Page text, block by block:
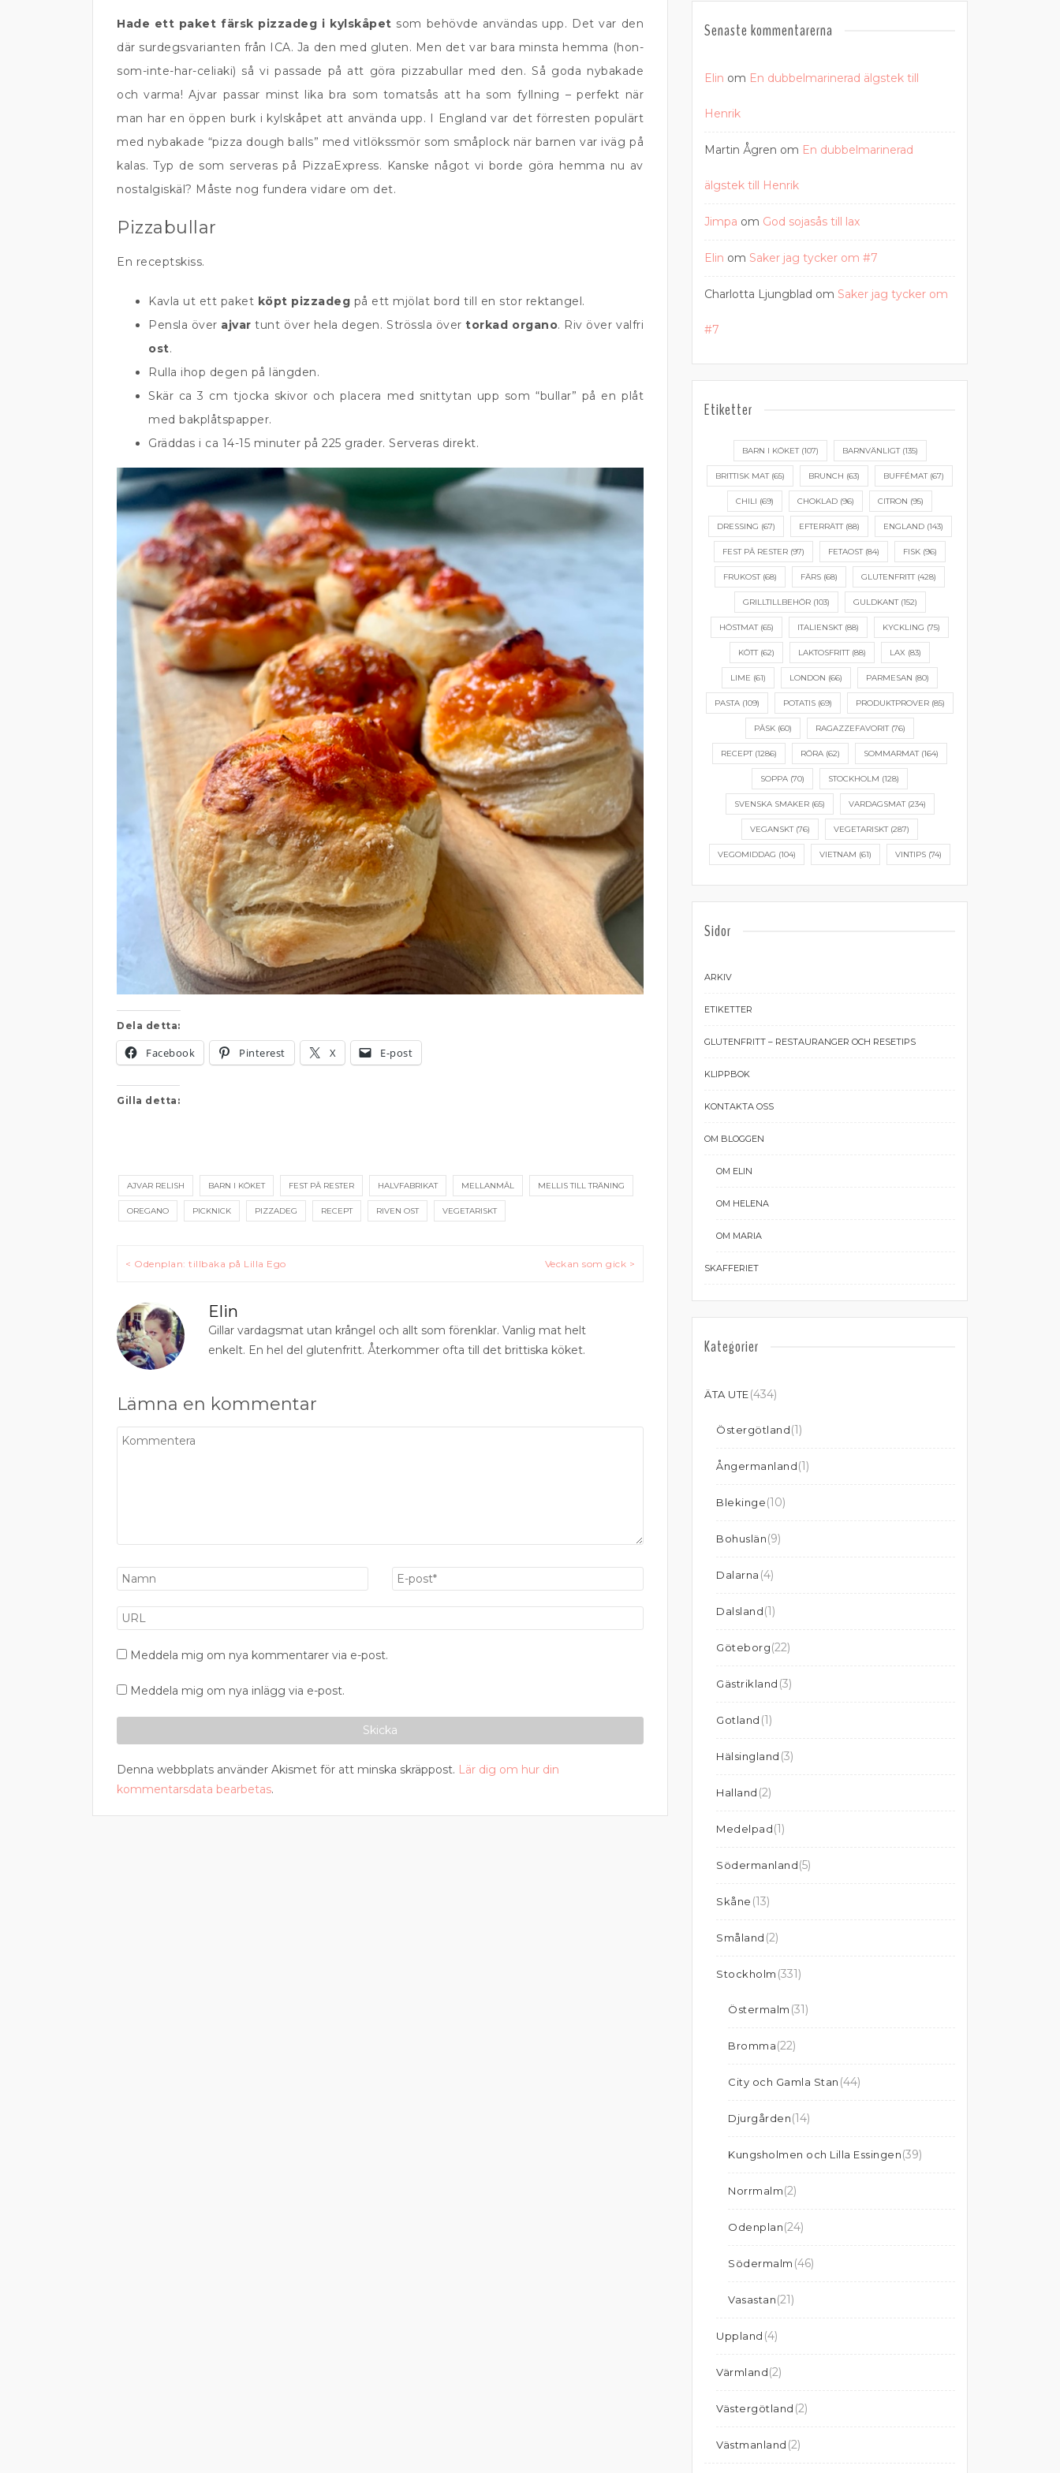
Hade ett paket färsk pizzadeg i kylskåpet som behövde användas upp. Det var den
där surdegsvarianten från ICA. Ja den med gluten. Men det var bara minsta hemma (hon-
som-inte-har-celiaki) så vi passade på att göra pizzabullar med den. Så goda nybakade
och varma! Ajvar passar minst lika bra som tomatsås att ha som fyllning – perfekt när
man har en öppen burk i kylskåpet att använda upp. I England var det förresten populärt
med nybakade “pizza dough balls” med vitlökssmör som småplock när barnen var iväg på
kalas. Typ de som serveras på PizzaExpress. Kanske något vi borde göra hemma nu av
nostalgiskäl? Måste nog fundera vidare om det.
Pizzabullar
En receptskiss.
Kavla ut ett paket köpt pizzadeg på ett mjölat bord till en stor rektangel.
Pensla över ajvar tunt över hela degen. Strössla övertorkad organo. Riv över valfri
ost.
Rulla ihop degen på längden.
Skär ca 3 cm tjocka skivor och placera med snittytan upp som “bullar” på en plåt
med bakplåtspapper.
Gräddas i ca 14-15 minuter på 225 grader. Serveras direkt.
Dela detta:
Facebook Pinterest X E-post
Gilla detta:
AJVAR RELISH BARN I KÖKET FEST PÅ RESTER HALVFABRIKAT MELLANMÅL MELLIS TILL TRÄNING
OREGANO PICKNICK PIZZADEG RECEPT RIVEN OST VEGETARISKT
Inläggsnavigering
< Odenplan: tillbaka på Lilla Ego Veckan som gick >
Elin
Gillar vardagsmat utan krångel och allt som förenklar. Vanlig mat helt
enkelt. En hel del glutenfritt. Återkommer ofta till det brittiska köket.
Lämna en kommentar
Meddela mig om nya kommentarer via e-post.
Meddela mig om nya inlägg via e-post.
Denna webbplats använder Akismet för att minska skräppost. Lär dig om hur din
kommentarsdata bearbetas.
Senaste kommentarerna
Elin om En dubbelmarinerad älgstek till
Henrik
Martin Ågren om En dubbelmarinerad
älgstek till Henrik
Jimpa om God sojasås till lax
Elin om Saker jag tycker om #7
Charlotta Ljungblad om Saker jag tycker om
#7
Etiketter
BARN I KÖKET(107) BARNVÄNLIGT(135)
BRITTISK MAT(65) BRUNCH (63) BUFFÉMAT(67)
CHILI (69) CHOKLAD (96) CITRON (95)
DRESSING (67) EFTERRÄTT(88) ENGLAND(143)
FEST PÅ RESTER (97) FETAOST(84) FISK (96)
FRUKOST(68) FÄRS (68) GLUTENFRITT(428)
GRILLTILLBEHÖR(103) GULDKANT(152)
HÖSTMAT(65) ITALIENSKT(88) KYCKLING (75)
KÖTT(62) LAKTOSFRITT(88) LAX (83)
LIME (61) LONDON (66) PARMESAN (80)
PASTA (109) POTATIS (69) PRODUKTPROVER (85)
PÅSK (60) RAGAZZEFAVORIT(76)
RECEPT(1286) RÖRA (62) SOMMARMAT(164)
SOPPA (70) STOCKHOLM (128)
SVENSKA SMAKER(65) VARDAGSMAT(234)
VEGANSKT(76) VEGETARISKT(287)
VEGOMIDDAG (104) VIETNAM (61) VINTIPS (74)
Sidor
ARKIV
ETIKETTER
GLUTENFRITT – RESTAURANGER OCH RESETIPS
KLIPPBOK
KONTAKTA OSS
OM BLOGGEN
OM ELIN
OM HELENA
OM MARIA
SKAFFERIET
Kategorier
ÄTA UTE(434)
Östergötland(1)
Ångermanland(1)
Blekinge(10)
Bohuslän(9)
Dalarna (4)
Dalsland(1)
Göteborg(22)
Gästrikland (3)
Gotland (1)
Hälsingland (3)
Halland (2)
Medelpad(1)
Södermanland(5)
Skåne (13)
Småland (2)
Stockholm (331)
Östermalm (31)
Bromma(22)
City och Gamla Stan (44)
Djurgården(14)
Kungsholmen och Lilla Essingen(39)
Norrmalm(2)
Odenplan(24)
Södermalm (46)
Vasastan(21)
Uppland (4)
Värmland(2)
Västergötland (2)
Västmanland (2)